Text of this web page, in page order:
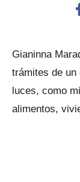
Gianinna
trámites de un
luces, como
alimentos,